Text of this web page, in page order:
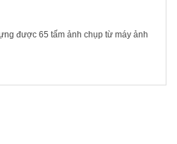
được 65 tấm ảnh chụp từ máy ảnh